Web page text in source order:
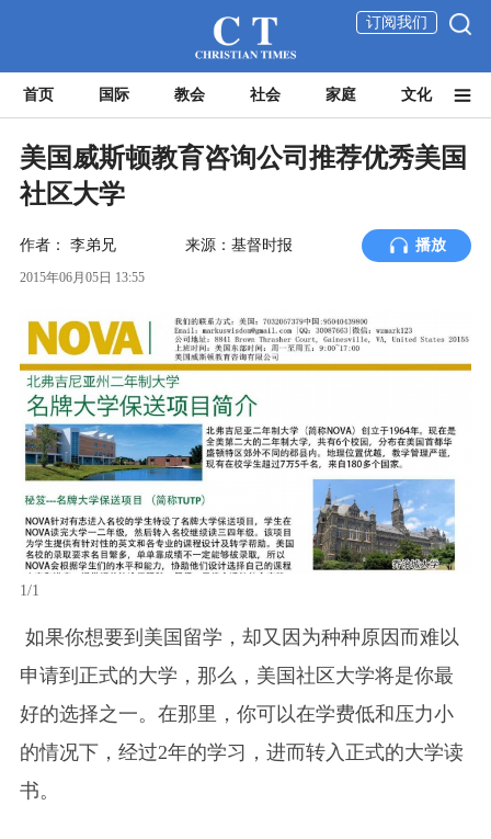
订阅我们
首页 国际 教会 社会 家庭 文化
美国威斯顿教育咨询公司推荐优秀美国
社区大学
作者： 李弟兄 来源：基督时报 播放
2015年06月05日 13:55
1/1
如果你想要到美国留学，却又因为种种原因而难以
申请到正式的大学，那么，美国社区大学将是你最
好的选择之一。在那里，你可以在学费低和压力小
的情况下，经过2年的学习，进而转入正式的大学读
书。